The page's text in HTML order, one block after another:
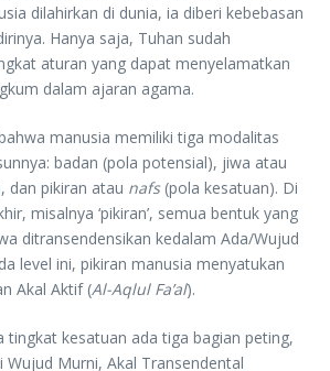
dilahirkan di dunia, ia diberi kebebasan
Hanya saja, Tuhan sudah
aturan yang dapat menyelamatkan
dalam ajaran agama.
manusia memiliki tiga modalitas
badan (pola potensial), jiwa atau
dan pikiran atau nafs (pola kesatuan). Di
misalnya ‘pikiran’, semua bentuk yang
ditransendensikan kedalam Ada/Wujud
level ini, pikiran manusia menyatukan
Akal Aktif (Al-Aqlul Fa’al).
tingkat kesatuan ada tiga bagian peting,
Wujud Murni, Akal Transendental